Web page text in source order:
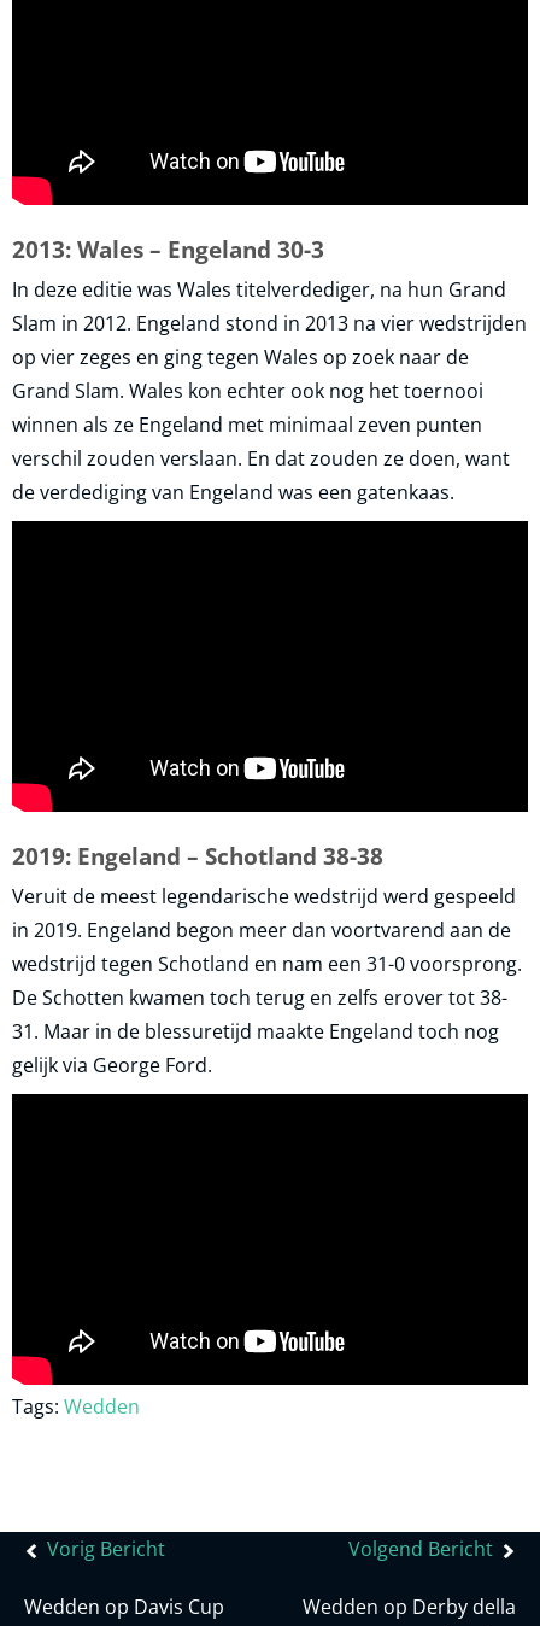
2013: Wales – Engeland 30-3
In deze editie was Wales titelverdediger, na hun Grand
Slam in 2012. Engeland stond in 2013 na vier wedstrijden
op vier zeges en ging tegen Wales op zoek naar de
Grand Slam. Wales kon echter ook nog het toernooi
winnen als ze Engeland met minimaal zeven punten
verschil zouden verslaan. En dat zouden ze doen, want
de verdediging van Engeland was een gatenkaas.
2019: Engeland – Schotland 38-38
Veruit de meest legendarische wedstrijd werd gespeeld
in 2019. Engeland begon meer dan voortvarend aan de
wedstrijd tegen Schotland en nam een 31-0 voorsprong.
De Schotten kwamen toch terug en zelfs erover tot 38-
31. Maar in de blessuretijd maakte Engeland toch nog
gelijk via George Ford.
Tags: Wedden
Bericht
Vorig Bericht
Wedden op Davis Cup
Volgend Bericht
Wedden op Derby della